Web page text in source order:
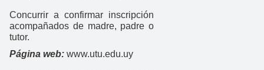
Concurrir a confirmar inscripción
acompañados de madre, padre o
tutor.
Página web: www.utu.edu.uy